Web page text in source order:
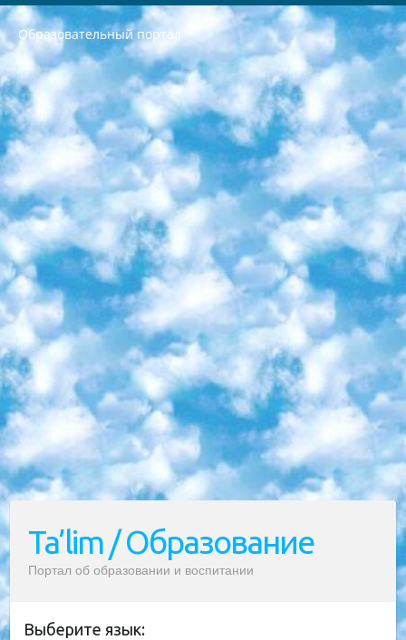
Образовательный портал
РЕСПУБЛИКА УЗБЕКИСТАН МИНИСТРЕРСТВО ДОШКОЛЬНОГО И ШКОЛЬНОГО ОБРАЗОВАНИЯ КОМАНДА в общеобразовательных учреждениях в 2023-2024 учебном году организация и проведение итоговой государственной аттестации обучающихся о Министра дошкольного и школьного образования Республики Узбекистан от 4 марта 2008 года (постановлением Минюста от 20 марта 2008 года № 1778 государственной регистрации) «Итоговое состояние учащихся общего среднего образования на основании положения об утверждении положения об аттестации общего среднего образования выпускной экзамен студентов в образовательных учреждениях в 2023-2024 учебном году В целях организации и прохождения аттестации приказываю: 1. Следующее: перечень предметов, по которым будет проводиться итоговая государственная аттестация и экзамен формы перевода согласно приложению 1; сертификаты международного образца, оценивающие уровень владения иностранными языками перечень согласно приложению 2; 2. Педагогический при специализированных образовательных учреждениях. научно-практический центр квалификации и международной оценки (Д.Давидова) 2024 г. До 25 марта: задания по предметам, по которым будет проводиться итоговая аттестация разработка и утверждение технических условий; итоговая аттестация на основании разработанного предметного задания разработка вопросов по предметам (устно и письменно), экзамен передача; общеобразовательные средние школы и специальные учебные заведения учащиеся выпускных классов школ и интернатов в агентской системе подготовка базы данных экзаменационных материалов и критериев оценки; перевод базы экзаменационных материалов на все языки обучения подать в Республиканский образовательный центр для изготовления; варианты экзаменов на основе разработанных контрольных материалов пусть будут поставлены задачи формирования. 3. Республиканский образовательный центр (Ш.Худайкулов) до 5 апреля 2024 года. до: база данных предоставленных экзаменационных материалов на все языки обучения перевод и экспертиза; для слепых, слабовидящих, глухих, слабослышащих и умственно отсталых детей учащиеся выпускных классов специализированных школ и школ-интернатов база данных экзаменационных материалов на всех преподаваемых языках подготовка критериев оценки; специализированные школы для умственно отсталых детей и технологии для учащихся выпускных классов школ-интернатов разработка соответствующих рекомендаций и критериев проведения ЕГЭ по естествознанию давать задания. 4. Педагогический при специализированных образовательных учреждениях. Научно-практический центр навыков и международной оценки (Д.Давидова), Республика образовательный центр (Худайкулов Ш.) итоговый государственный аттестационный экзамен ориентирован на творческое и логическое мышление при подготовке базы материалов учитывать введение заданий. 5. Следует отметить, что: сертификат государственного образца о знании общеобразовательного предмета и как минимум национальный уровень B1 по предметам на иностранных языках, указанным в Приложении 2. или международно признанный сертификат эквивалентного уровня студенты, изучающие определенный предмет, освобождаются от экзамена; по соответствующим предметам запланирована итоговая государственная аттестация за день до дня, путем жеребьевки Рабочей группой (в письменной форме по предметам, проводимым в форме) из числа сформированных вариантов выбрано 2 варианта; 2 выбранных варианта экзамена анонсированы на официальном сайте министерства и все выпускники по всей стране на основе этих вариантов проводит итоговую государственную аттестацию. 6. Государственное образование учащихся средних общеобразовательных учреждений. знания в соответствии с квалификационными требованиями, которые необходимо приобрести на основании стандартов итоговый (выпускной) контроль для 9 и 11 классов в целях тестирования Экзамены (далее – экзамены) состоят из предметов, перечисленных в приложении 1. будет сделано. 7. Экзамены пройдут с 26 мая по 15 июня 2024 г. (кроме науки физического воспитания). 8. Физическая для учащихся 9 классов общесредних образовательных учреждений. Экзамены по предмету «Образование, квалификация медицина» 1-6 мая 2024 года. сотрудники перевести под присмотр (с отклонениями в физическом или умственном развитии) специализированная школа для детей, школы-интернаты и со сколиозом школы-интернаты санаторного типа для больных детей исключены). 9. Он был слепым, слабовидящим и имел нарушения опорно-двигательного аппарата. экзамены в специализированных школах и интернатах для детей должны проводиться исходя из требований, предъявляемых к общеобразовательным учреждениям (физкультура кроме науки). 10. Специализированная школа для глухих и слабослышащих детей. и экзамены в интернатах и быть реализован в виде письменного теста по математике. 11. Специальность для умственно отсталых детей. Для 9 класса Родной язык и литературное письмо Государственный язык (язык обучения – узбекский). для неклассов) написано Математическое письмо Письменная/устная история Узбекистана Физическое воспитание практично Итоговый контроль Для 11 класса Написание родного языка и литературы (эссе) Математическое письмо Узбекский язык (обучение на узбекском языке) не посещающее общее среднее образование для учреждений)/Образовательное учреждение выбор письменный и устный Иностранный язык письменный/устный Письменная/устная история Узбекистана *По выбору студента:  Химия  Физика  Основы государственного права  География 10 бесплатных образовательных ресурсов - Мы составили подборку онлайн-проектов с интерактивными упражнениями, видеолекциями и статьями. Они помогут вам обрести новые и освежить старые знания бесплатно. 1. «ИНТУИТ» Старейшая образовательная площадка Рунета. Здесь вы найдёте сотни текстовых и видеокурсов на десятки различных тем — от программирования до психологии. Многие курсы подготовлены российскими университетами и крупными международными компаниями вроде Intel и Microsoft. Самостоятельное обучение бесплатное, но желающие могут оплатить услуги персональных наставников. 2. «Смартия» знакомит с актуальными профессиями и подсказывает, как им обучаться. Выбрав заинтересовавшую вас специальность — SMM-специалист, фотограф, веб-дизайнер или другую, — увидите список необходимых для неё умений. Чтобы вы могли освоить их самостоятельно, для каждого умения площадка отображает подборку ссылок на учебные материалы. Хотя «Смартия» ориентируется на русскоязычную аудиторию, часть контента всё же доступна только на английском. 3. «Лекторий Физтеха» Проект Московского физико-технического института (Физтеха). С его помощью вы можете смотреть онлайн серии лекций, записанные на видео в этом вузе. В числе доступных предметов — физика, биология, химия, информационные технологии и другие. К некоторым лекциям администрация ресурса прилагает готовые конспекты, которые можно скачивать в PDF-формате. 4. ITMOcourses Онлайн-площадка Санкт-Петербургского национального исследовательского университета информационных технологий, механики и оптики (ИТМО). Ресурс предоставляет свободный доступ к курсам, разработанным в этом вузе. Каталог материалов разбит на четыре категории: «Оптические системы и технологии», «Приборостроение и робототехника», «Информационные технологии» и «Биотехнологии». Курсы состоят из видеолекций, интерактивных демонстраций и заданий. 5. «КиберЛенинка» Электронная научная библиотека открытого доступа. Каталог площадки регулярно обрастает текстами статей из различных научных изданий. Сгруппированные по журналам и рубрикам публикации можно читать онлайн или скачивать целиком в PDF-формате. Проект нацелен на популяризацию науки за счёт открытого доступа к качественной информации. 6. «ПостНаука» На этом ресурсе публикуют подборки видеолекций, составленные экспертами из разных отраслей и объединённые общими темами. Среди них, к примеру, есть серии «Биоинформатика и геномика», «Культура средневековой Скандинавии» и Cinema Studies о теории кино. Каждая подборка лекций — логически связанная история, рассказанная экспертом от первого лица. Кроме того, на сайте появляются научно-образовательные статьи и тесты на разные темы. 7. «Newочём» Команда проекта «Newочём» отбирает самые интересные тексты из англоязычных СМИ и переводит те из них, за которые голосуют участники сообщества «ВКонтакте». По большей части это научно-популярные статьи. Редакторы придумывают лишь заголовки, в остальном содержание переводов соответствует оригиналам. Полные тексты можно читать прямо в социальной сети. 8. InternetUrok Онлайн-база материалов по основным дисциплинам школьной программы. Информация на сайте структурирована по классам, предметам и темам (урокам). Каждый урок состоит из видеолекций и конспектов. Есть также интерактивные тренажёры и тесты для закрепления пройденного материала. Даже если вы давно окончили школу, возможность повторить программу старших классов всегда может пригодиться. 9. Edutainme Ещё один ресурс об образовании. В отличие от Newtonew, как мне кажется, Edutainme больше ориентируется на представителей индустрии: педагогов, предпринимателей, разработчиков образовательных проектов. Но и любой, кто просто стремится к саморазвитию, найдёт на сайте много полезного и интересного для себя. Например, информацию о новых курсах и образовательных сервисах. 10. Newtonew Онлайн-медиа об образовании и обучении в широком смысле. Авторы Newtonew пишут об инструментах, заведениях, тактиках и стратегиях, которые помогают учить других и получать новые знания самостоятельно. На этой площадке вы найдёте новости, обзоры, аналитические мат
Ta’lim / Образование
Портал об образовании и воспитании
Выберите язык: